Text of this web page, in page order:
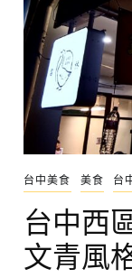
台中美食 美食 台
台中西
文青風